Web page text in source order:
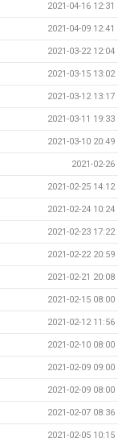
2021-04-16 12:31
2021-04-09 12:41
2021-03-22 12:04
2021-03-15 13:02
2021-03-12 13:17
2021-03-11 19:33
2021-03-10 20:49
2021-02-26
2021-02-25 14:12
2021-02-24 10:24
2021-02-23 17:22
2021-02-22 20:59
2021-02-21 20:08
2021-02-15 08:00
2021-02-12 11:56
2021-02-10 08:00
2021-02-09 09:00
2021-02-09 08:00
2021-02-07 08:36
2021-02-05 10:15